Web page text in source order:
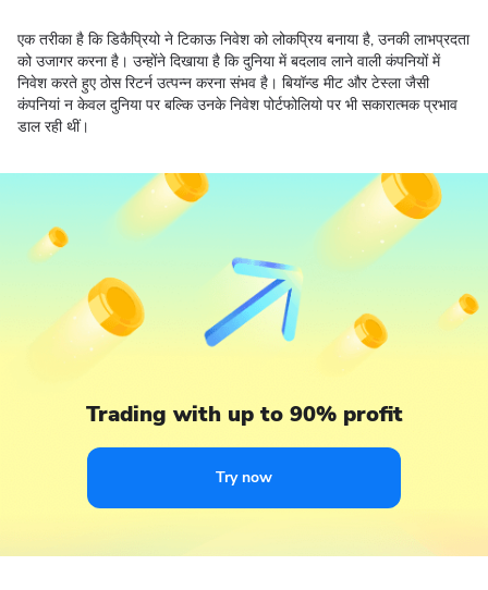
एक तरीका है कि डिकैप्रियो ने टिकाऊ निवेश को लोकप्रिय बनाया है, उनकी लाभप्रदता
को उजागर करना है। उन्होंने दिखाया है कि दुनिया में बदलाव लाने वाली कंपनियों में
निवेश करते हुए ठोस रिटर्न उत्पन्न करना संभव है। बियॉन्ड मीट और टेस्ला जैसी
कंपनियां न केवल दुनिया पर बल्कि उनके निवेश पोर्टफोलियो पर भी सकारात्मक प्रभाव
डाल रही थीं।
Trading with up to 90% profit
Try now